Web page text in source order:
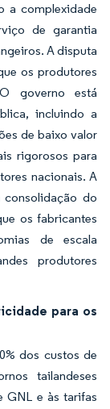
a complexidade
de garantia
A disputa
os produtores
governo está
incluindo a
de baixo valor
rigorosos para
nacionais. A
do
os fabricantes
de escala
produtores
para os
dos custos de
tailandeses
GNL e às tarifas